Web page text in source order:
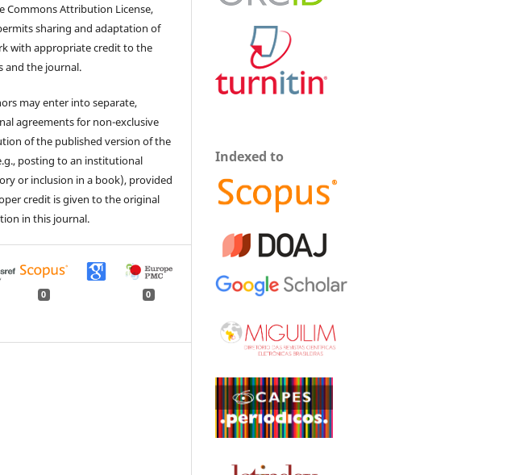
Commons Attribution License,
sharing and adaptation of
with appropriate credit to the
and the journal.
may enter into separate,
agreements for non-exclusive
of the published version of the
posting to an institutional
or inclusion in a book), provided
credit is given to the original
in this journal.
0 0
Indexed to